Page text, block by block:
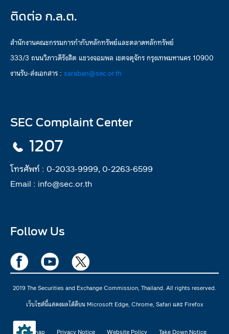
ติดต่อ ก.ล.ต.
สำนักงานคณะกรรมการกำกับหลักทรัพย์และตลาดหลักทรัพย์
333/3 ถนนวิภาวดีรังสิต แขวงจอมพล เขตจตุจักร กรุงเทพมหานคร 10900
งานรับ-ส่งเอกสาร : saraban@sec.or.th
SEC Complaint Center
1207
โทรศัพท์ : 0-2033-9999, 0-2263-6599
Email : info@sec.or.th
Follow Us
2019 The Securities and Exchange Commission, Thailand. All rights reserved.
เว็บไซต์นี้แสดงผลได้ดีบน Microsoft Edge, Chrome, Safari และ Firefox
Sitemap Privacy Notice Website Policy Take Down Notice